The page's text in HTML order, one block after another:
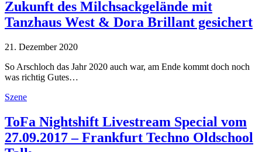
Zukunft des Milchsackgelände mit
Tanzhaus West & Dora Brillant gesichert
21. Dezember 2020
So Arschloch das Jahr 2020 auch war, am Ende kommt doch noch
was richtig Gutes…
Szene
ToFa Nightshift Livestream Special vom
27.09.2017 – Frankfurt Techno Oldschool